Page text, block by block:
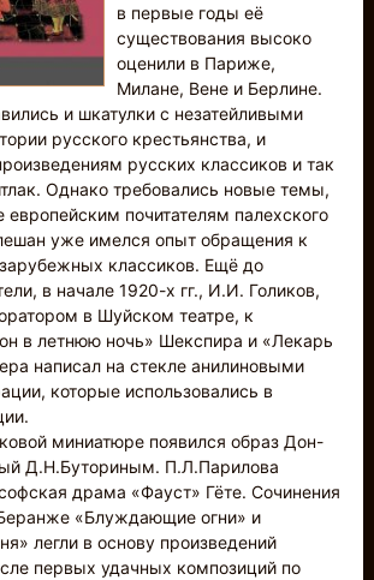
в первые годы её
существования высоко
оценили в Париже,
Милане, Вене и Берлине.
и шкатулки с незатейливыми
русского крестьянства, и
русских классиков и так
Однако требовались новые темы,
европейским почитателям палехского
уже имелся опыт обращения к
классиков. Ещё до
в начале 1920-х гг., И.И. Голиков,
в Шуйском театре, к
в летнюю ночь» Шекспира и «Лекарь
написал на стекле анилиновыми
которые использовались в
миниатюре появился образ Дон-
Д.Н.Буториным. П.Л.Парилова
драма «Фауст» Гёте. Сочинения
«Блуждающие огни» и
легли в основу произведений
первых удачных композиций по